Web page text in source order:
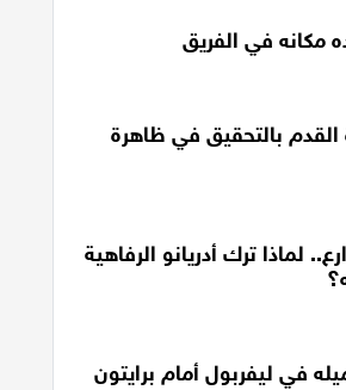
في الفريق
القدم بالتحقيق في ظاهرة
لماذا ترك أدريانو الرفاهية
في ليفربول أمام برايتون